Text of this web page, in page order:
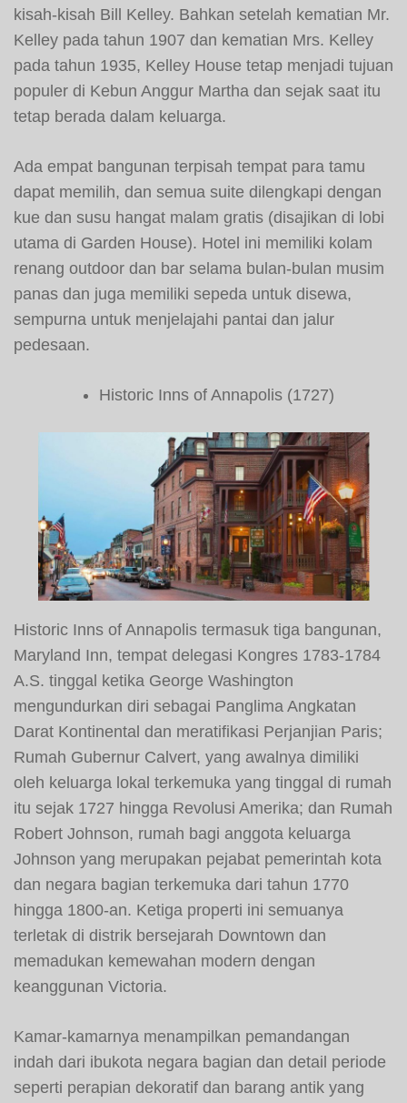
kisah-kisah Bill Kelley. Bahkan setelah kematian Mr.
Kelley pada tahun 1907 dan kematian Mrs. Kelley
pada tahun 1935, Kelley House tetap menjadi tujuan
populer di Kebun Anggur Martha dan sejak saat itu
tetap berada dalam keluarga.
Ada empat bangunan terpisah tempat para tamu
dapat memilih, dan semua suite dilengkapi dengan
kue dan susu hangat malam gratis (disajikan di lobi
utama di Garden House). Hotel ini memiliki kolam
renang outdoor dan bar selama bulan-bulan musim
panas dan juga memiliki sepeda untuk disewa,
sempurna untuk menjelajahi pantai dan jalur
pedesaan.
Historic Inns of Annapolis (1727)
Historic Inns of Annapolis termasuk tiga bangunan,
Maryland Inn, tempat delegasi Kongres 1783-1784
A.S. tinggal ketika George Washington
mengundurkan diri sebagai Panglima Angkatan
Darat Kontinental dan meratifikasi Perjanjian Paris;
Rumah Gubernur Calvert, yang awalnya dimiliki
oleh keluarga lokal terkemuka yang tinggal di rumah
itu sejak 1727 hingga Revolusi Amerika; dan Rumah
Robert Johnson, rumah bagi anggota keluarga
Johnson yang merupakan pejabat pemerintah kota
dan negara bagian terkemuka dari tahun 1770
hingga 1800-an. Ketiga properti ini semuanya
terletak di distrik bersejarah Downtown dan
memadukan kemewahan modern dengan
keanggunan Victoria.
Kamar-kamarnya menampilkan pemandangan
indah dari ibukota negara bagian dan detail periode
seperti perapian dekoratif dan barang antik yang